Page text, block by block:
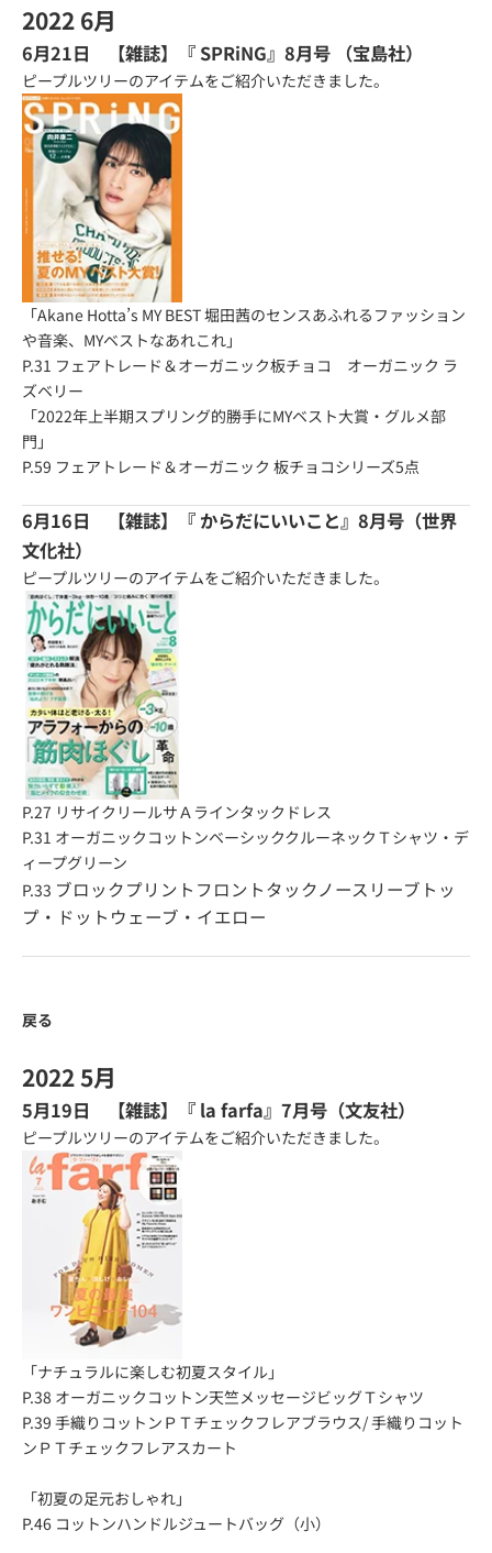
2022 6月
6月21日 【雑誌】『 SPRiNG』8月号 （宝島社）
ピープルツリーのアイテムをご紹介いただきました。
「Akane Hotta’s MY BEST 堀田茜のセンスあふれるファッション
や音楽、MYベストなあれこれ」
P.31 フェアトレード＆オーガニック板チョコ オーガニック ラ
ズベリー
「2022年上半期スプリング的勝手にMYベスト大賞・グルメ部
門」
P.59 フェアトレード＆オーガニック 板チョコシリーズ5点
6月16日 【雑誌】『 からだにいいこと』8月号（世界
文化社）
ピープルツリーのアイテムをご紹介いただきました。
P.27 リサイクリールサＡラインタックドレス
P.31 オーガニックコットンベーシッククルーネックＴシャツ・デ
ィープグリーン
P.33 ブロックプリントフロントタックノースリーブトッ
プ・ドットウェーブ・イエロー
戻る
2022 5月
5月19日 【雑誌】『 la farfa』7月号（文友社）
ピープルツリーのアイテムをご紹介いただきました。
「ナチュラルに楽しむ初夏スタイル」
P.38 オーガニックコットン天竺メッセージビッグＴシャツ
P.39 手織りコットンＰＴチェックフレアブラウス/手織りコット
ンＰＴチェックフレアスカート
「初夏の足元おしゃれ」
P.46 コットンハンドルジュートバッグ（小）